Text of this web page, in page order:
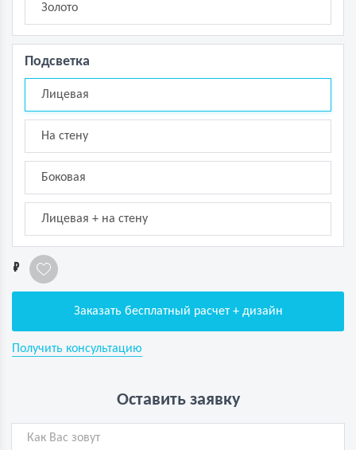
Золото
Подсветка
Лицевая
На стену
Боковая
Лицевая + на стену
1
Заказать бесплатный расчет + дизайн
Получить консультацию
Оставить заявку